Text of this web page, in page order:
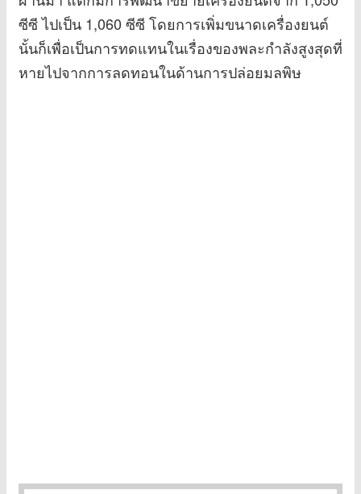
ซีซี ไปเป็น 1,060 ซีซี โดยการเพิ่มขนาดเครื่องยนต์
นั้นก็เพื่อเป็นการทดแทนในเรื่องของพละกำลังสูงสุดที่
หายไปจากการลดทอนในด้านการปล่อยมลพิษ